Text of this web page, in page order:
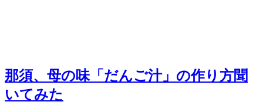
那須、母の味「だんご汁」の作り方聞
いてみた